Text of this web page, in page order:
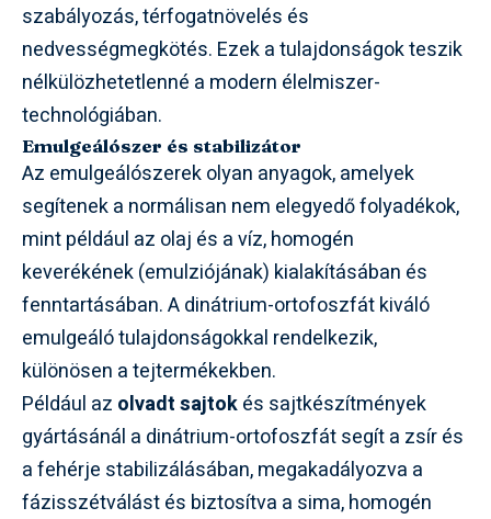
szabályozás, térfogatnövelés és
nedvességmegkötés. Ezek a tulajdonságok teszik
nélkülözhetetlenné a modern élelmiszer-
technológiában.
Emulgeálószer és stabilizátor
Az emulgeálószerek olyan anyagok, amelyek
segítenek a normálisan nem elegyedő folyadékok,
mint például az olaj és a víz, homogén
keverékének (emulziójának) kialakításában és
fenntartásában. A dinátrium-ortofoszfát kiváló
emulgeáló tulajdonságokkal rendelkezik,
különösen a tejtermékekben.
Például az olvadt sajtokés sajtkészítmények
gyártásánál a dinátrium-ortofoszfát segít a zsír és
a fehérje stabilizálásában, megakadályozva a
fázisszétválást és biztosítva a sima, homogén